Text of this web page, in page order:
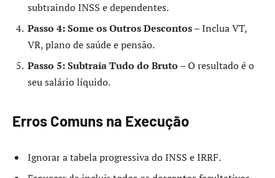
subtraindo INSS e dependentes.
Passo 4: Some os Outros Descontos– Inclua VT,
VR, plano de saúde e pensão.
Passo 5: Subtraia Tudo do Bruto – O resultado é o
seu salário líquido.
Erros Comuns na Execução
Ignorar a tabela progressiva do INSS e IRRF.